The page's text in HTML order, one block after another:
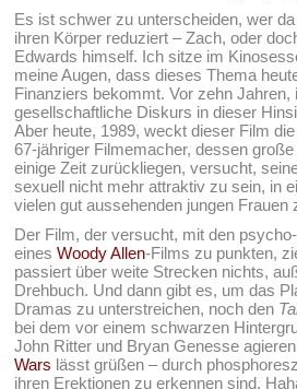
Es ist schwer zu unterscheiden, wer
ihren Körper reduziert – Zach, oder
Edwards himself. Ich sitze im
meine Augen, dass dieses Thema
Finanziers bekommt. Vor zehn Jahren,
gesellschaftliche Diskurs in dieser
Aber heute, 1989, weckt dieser Film
67-jähriger Filmemacher, dessen
einige Zeit zurückliegen, versucht,
sexuell nicht mehr attraktiv zu sein, in
vielen gut aussehenden jungen Frauen
Der Film, der versucht, mit den
einesWoody Allen-Films zu punkten,
passiert über weite Strecken nichts,
Drehbuch. Und dann gibt es, um das
Dramas zu unterstreichen, noch den
bei dem vor einem schwarzen
John Ritter und Bryan Genesse
Wars lässt grüßen – durch
ihren Erektionen zu erkennen sind.